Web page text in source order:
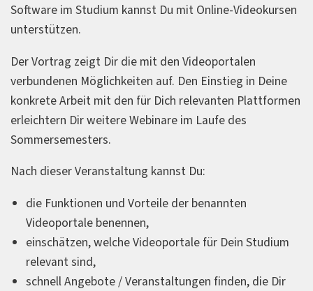
Software im Studium kannst Du mit Online-Videokursen
unterstützen.
Der Vortrag zeigt Dir die mit den Videoportalen
verbundenen Möglichkeiten auf. Den Einstieg in Deine
konkrete Arbeit mit den für Dich relevanten Plattformen
erleichtern Dir weitere Webinare im Laufe des
Sommersemesters.
Nach dieser Veranstaltung kannst Du:
die Funktionen und Vorteile der benannten
Videoportale benennen,
einschätzen, welche Videoportale für Dein Studium
relevant sind,
schnell Angebote / Veranstaltungen finden, die Dir